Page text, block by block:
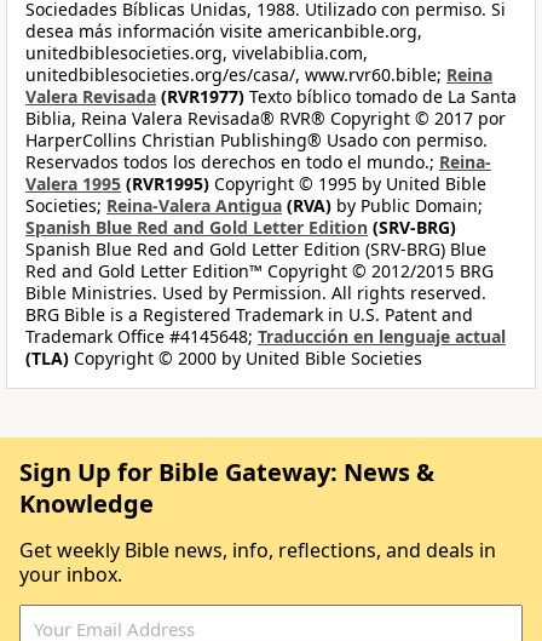
Sociedades Bíblicas Unidas, 1988. Utilizado con permiso. Si
desea más información visite americanbible.org,
unitedbiblesocieties.org, vivelabiblia.com,
unitedbiblesocieties.org/es/casa/, www.rvr60.bible; Reina
Valera Revisada (RVR1977) Texto bíblico tomado de La Santa
Biblia, Reina Valera Revisada® RVR® Copyright © 2017 por
HarperCollins Christian Publishing® Usado con permiso.
Reservados todos los derechos en todo el mundo.; Reina-
Valera 1995 (RVR1995) Copyright © 1995 by United Bible
Societies; Reina-Valera Antigua (RVA) by Public Domain;
Spanish Blue Red and Gold Letter Edition (SRV-BRG)
Spanish Blue Red and Gold Letter Edition (SRV-BRG) Blue
Red and Gold Letter Edition™ Copyright © 2012/2015 BRG
Bible Ministries. Used by Permission. All rights reserved.
BRG Bible is a Registered Trademark in U.S. Patent and
Trademark Office #4145648; Traducción en lenguaje actual
(TLA) Copyright © 2000 by United Bible Societies
Sign Up for Bible Gateway: News &
Knowledge
Get weekly Bible news, info, reflections, and deals in
your inbox.